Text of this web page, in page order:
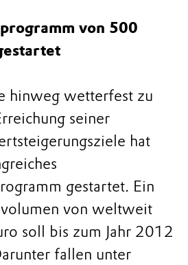
von 500
hinweg wetterfest zu
seiner
hat
gestartet. Ein
von weltweit
soll bis zum Jahr 2012
fallen unter